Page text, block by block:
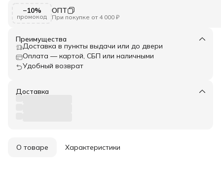
−10%
промокод
ОПТ
При покупке от 4 000 ₽
Преимущества
Доставка в пункты выдачи или до двери
Оплата — картой, СБП или наличными
Удобный возврат
Доставка
О товаре Характеристики